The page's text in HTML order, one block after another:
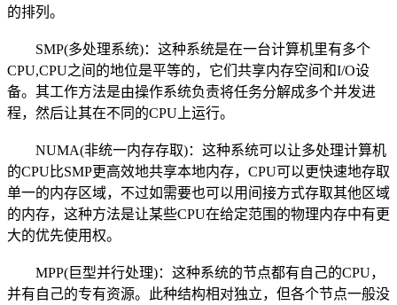
的排列。
SMP(多处理系统)：这种系统是在一台计算机里有多个
CPU,CPU之间的地位是平等的，它们共享内存空间和I/O设
备。其工作方法是由操作系统负责将任务分解成多个并发进
程，然后让其在不同的CPU上运行。
NUMA(非统一内存存取)：这种系统可以让多处理计算机
的CPU比SMP更高效地共享本地内存，CPU可以更快速地存取
单一的内存区域，不过如需要也可以用间接方式存取其他区域
的内存，这种方法是让某些CPU在给定范围的物理内存中有更
大的优先使用权。
MPP(巨型并行处理)：这种系统的节点都有自己的CPU，
并有自己的专有资源。此种结构相对独立，但各个节点一般没